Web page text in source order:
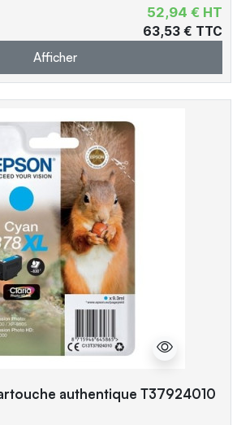
52,94 € HT
63,53 € TTC
Afficher
authentique T37924010